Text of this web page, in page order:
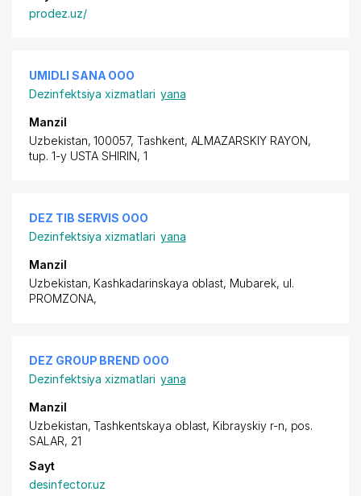
prodez.uz/
UMIDLI SANA ООО
Dezinfektsiya xizmatlari yana
Manzil
Uzbekistan, 100057, Tashkent, ALMAZARSKIY RAYON,
tup. 1-y USTA SHIRIN, 1
DEZ TIB SERVIS ООО
Dezinfektsiya xizmatlari yana
Manzil
Uzbekistan, Kashkadarinskaya oblast, Mubarek, ul.
PROMZONA,
DEZ GROUP BREND ООО
Dezinfektsiya xizmatlari yana
Manzil
Uzbekistan, Tashkentskaya oblast, Kibrayskiy r-n, pos.
SALAR, 21
Sayt
desinfector.uz